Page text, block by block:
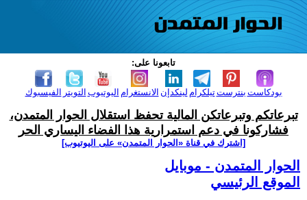
تابعونا على:
الفيسبوك التويتر اليوتيوب الانستغرام لينكدإن تيلكرامبنترست بودكاست
تبرعاتكم وتبرعاتكن المالية تحفظ استقلال الحوار المتمدن،
فشاركونا في دعم استمرارية هذا الفضاء اليساري الحر
[اشترك في قناة ‫«الحوار المتمدن» على اليوتيوب]
الحوار المتمدن - موبايل
الموقع الرئيسي